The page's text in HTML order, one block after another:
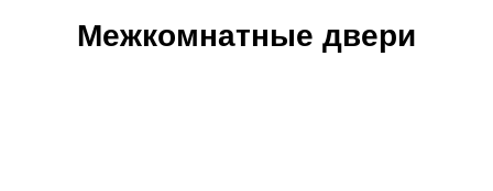
Межкомнатные двери